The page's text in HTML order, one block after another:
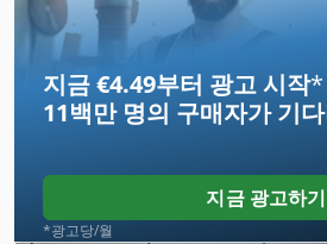
지금 €4.49부터 광고 시작*
11백만 명의 구매자가 기
지금 광고하기
*광고당/월